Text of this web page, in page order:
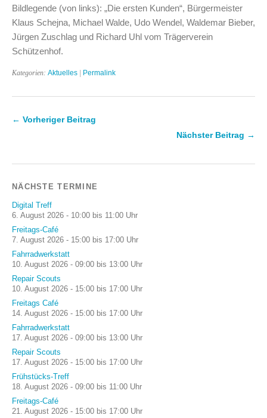
Bildlegende (von links): „Die ersten Kunden“, Bürgermeister
Klaus Schejna, Michael Walde, Udo Wendel, Waldemar Bieber,
Jürgen Zuschlag und Richard Uhl vom Trägerverein
Schützenhof.
Kategorien: Aktuelles | Permalink
← Vorheriger Beitrag
Nächster Beitrag →
NÄCHSTE TERMINE
Digital Treff
6. August 2026 - 10:00 bis 11:00 Uhr
Freitags-Café
7. August 2026 - 15:00 bis 17:00 Uhr
Fahrradwerkstatt
10. August 2026 - 09:00 bis 13:00 Uhr
Repair Scouts
10. August 2026 - 15:00 bis 17:00 Uhr
Freitags Café
14. August 2026 - 15:00 bis 17:00 Uhr
Fahrradwerkstatt
17. August 2026 - 09:00 bis 13:00 Uhr
Repair Scouts
17. August 2026 - 15:00 bis 17:00 Uhr
Frühstücks-Treff
18. August 2026 - 09:00 bis 11:00 Uhr
Freitags-Café
21. August 2026 - 15:00 bis 17:00 Uhr